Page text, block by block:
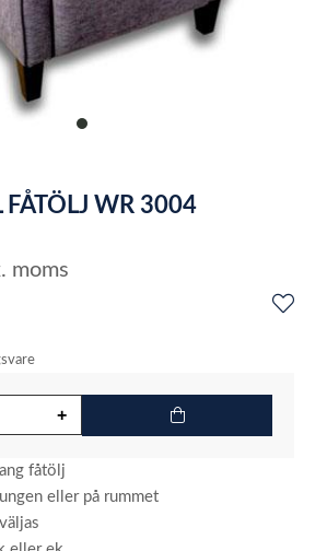
item
FÅTÖLJ WR 3004
moms
fåtölj
eller på rummet